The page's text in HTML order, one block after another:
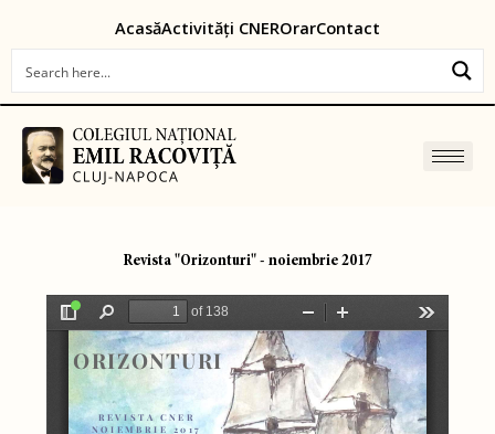
content
AcasăActivități CNEROrarContact
Revista "Orizonturi" - noiembrie 2017